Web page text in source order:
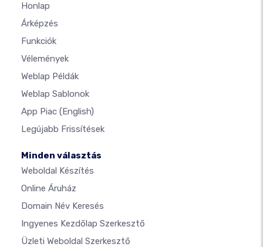
Honlap
Árképzés
Funkciók
Vélemények
Weblap Példák
Weblap Sablonok
App Piac (English)
Legújabb Frissítések
Minden választás
Weboldal Készítés
Online Áruház
Domain Név Keresés
Ingyenes Kezdőlap Szerkesztő
Üzleti Weboldal Szerkesztő